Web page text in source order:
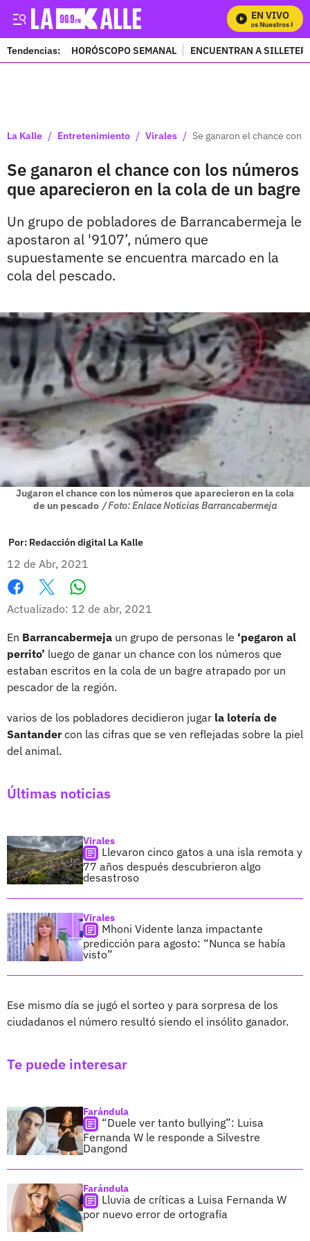
EN VIVO
Mira Todos Nuestros
Tendencias: HORÓSCOPO SEMANAL ENCUENTRAN A
La Kalle / Entretenimiento / Virales / Se ganaron el chance con
Se ganaron el chance con los números
que aparecieron en la cola de un bagre
Un grupo de pobladores de Barrancabermeja le
apostaron al '9107’, número que
supuestamente se encuentra marcado en la
cola del pescado.
Jugaron el chance con los números que aparecieron en la cola
de un pescado / Foto: Enlace Noticias Barrancabermeja
Por: Redacción digital La Kalle
12 de Abr, 2021
Facebook
X
Actualizado: 12 de abr, 2021
En Barrancabermeja un grupo de personas le ‘pegaron al
perrito’ luego de ganar un chance con los números que
estaban escritos en la cola de un bagre atrapado por un
pescador de la región.
varios de los pobladores decidieron jugar la lotería de
Santandercon las cifras que se ven reflejadas sobre la piel
del animal.
Últimas noticias
Virales
Llevaron cinco gatos a una isla remota y
77 años después descubrieron algo
desastroso
Virales
Mhoni Vidente lanza impactante
predicción para agosto: “Nunca se había
visto”
Ese mismo día se jugó el sorteo y para sorpresa de los
ciudadanos el número resultó siendo el insólito ganador.
Te puede interesar
Farándula
“Duele ver tanto bullying”: Luisa
Fernanda W le responde a Silvestre
Dangond
Farándula
Lluvia de críticas a Luisa Fernanda W
por nuevo error de ortografía